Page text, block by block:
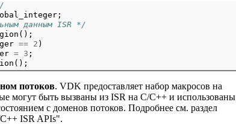
данным ISR */
== 2 )
= 3 ;
потоков. VDK предоставляет набор макросов на
могут быть вызваны из ISR на C/C++ и использованы
с доменов потоков. Подробнее см. раздел
ISR APIs".